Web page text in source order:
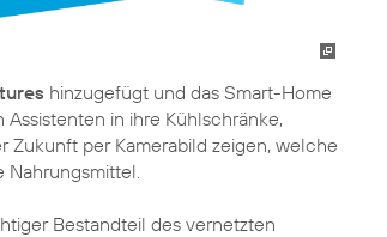
hinzugefügt und das Smart-Home
in ihre Kühlschränke,
Zukunft per Kamerabild zeigen, welche
Nahrungsmittel.
Bestandteil des vernetzten